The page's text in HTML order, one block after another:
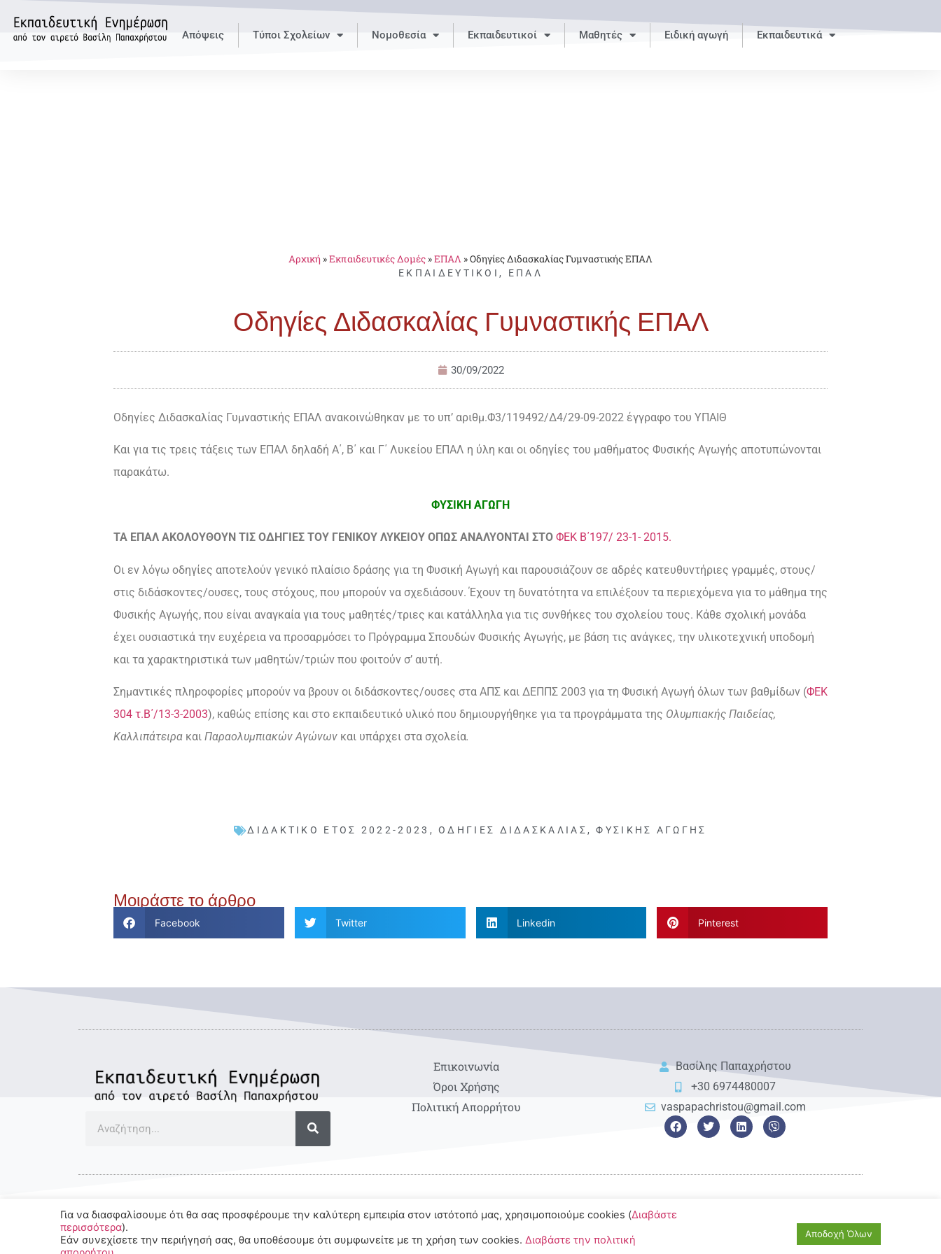
Απόψεις Τύποι Σχολείων Νομοθεσία Εκπαιδευτικοί Μαθητές Ειδική αγωγή Εκπαιδευτικά
Αρχική »Εκπαιδευτικές Δομές »ΕΠΑΛ »Οδηγίες Διδασκαλίας Γυμναστικής ΕΠΑΛ
ΕΚΠΑΙΔΕΥΤΙΚΟΊ , ΕΠΑΛ
Οδηγίες Διδασκαλίας Γυμναστικής ΕΠΑΛ
30/09/2022
Οδηγίες Διδασκαλίας Γυμναστικής ΕΠΑΛ ανακοινώθηκαν με το υπ’ αριθμ.Φ3/119492/Δ4/29-09-2022 έγγραφο του ΥΠΑΙΘ
Και για τις τρεις τάξεις των ΕΠΑΛ δηλαδή Α΄, Β΄ και Γ΄ Λυκείου ΕΠΑΛ η ύλη και οι οδηγίες του μαθήματος Φυσικής Αγωγής αποτυπώνονται
παρακάτω.
ΦΥΣΙΚΗ ΑΓΩΓΗ
ΤΑ ΕΠΑΛ ΑΚΟΛΟΥΘΟΥΝ ΤΙΣ ΟΔΗΓΙΕΣ ΤΟΥ ΓΕΝΙΚΟΥ ΛΥΚΕΙΟΥ ΟΠΩΣ ΑΝΑΛΥΟΝΤΑΙ ΣΤΟ ΦΕΚ Β΄197/ 23-1- 2015.
Οι εν λόγω οδηγίες αποτελούν γενικό πλαίσιο δράσης για τη Φυσική Αγωγή και παρουσιάζουν σε αδρές κατευθυντήριες γραμμές, στους/
στις διδάσκοντες/ουσες, τους στόχους, που μπορούν να σχεδιάσουν. Έχουν τη δυνατότητα να επιλέξουν τα περιεχόμενα για το μάθημα της
Φυσικής Αγωγής, που είναι αναγκαία για τους μαθητές/τριες και κατάλληλα για τις συνθήκες του σχολείου τους. Κάθε σχολική μονάδα
έχει ουσιαστικά την ευχέρεια να προσαρμόσει το Πρόγραμμα Σπουδών Φυσικής Αγωγής, με βάση τις ανάγκες, την υλικοτεχνική υποδομή
και τα χαρακτηριστικά των μαθητών/τριών που φοιτούν σ’ αυτή.
Σημαντικές πληροφορίες μπορούν να βρουν οι διδάσκοντες/ουσες στα ΑΠΣ και ΔΕΠΠΣ 2003 για τη Φυσική Αγωγή όλων των βαθμίδων (ΦΕΚ
304 τ.Β΄/13-3-2003), καθώς επίσης και στο εκπαιδευτικό υλικό που δημιουργήθηκε για τα προγράμματα της Ολυμπιακής Παιδείας,
Καλλιπάτειρα και Παραολυμπιακών Αγώνων και υπάρχει στα σχολεία.
ΔΙΔΑΚΤΙΚΌ ΈΤΟΣ 2022-2023 ,ΟΔΗΓΊΕΣ ΔΙΔΑΣΚΑΛΊΑΣ ,ΦΥΣΙΚΉΣ ΑΓΩΓΉΣ
Μοιράστε το άρθρο
Facebook Twitter Linkedin Pinterest
Eπικοινωνία
Όροι Χρήσης
Πολιτική Απορρήτου
Βασίλης Παπαχρήστου
+30 6974480007
vaspapachristou@gmail.com
© 2022-2025 All rights Reserved.
Για να διασφαλίσουμε ότι θα σας προσφέρουμε την καλύτερη εμπειρία στον ιστότοπό μας, χρησιμοποιούμε cookies (Διαβάστε
περισσότερα).
Εάν συνεχίσετε την περιήγησή σας, θα υποθέσουμε ότι συμφωνείτε με τη χρήση των cookies. Διαβάστε την πολιτική
Αποδοχή Όλων